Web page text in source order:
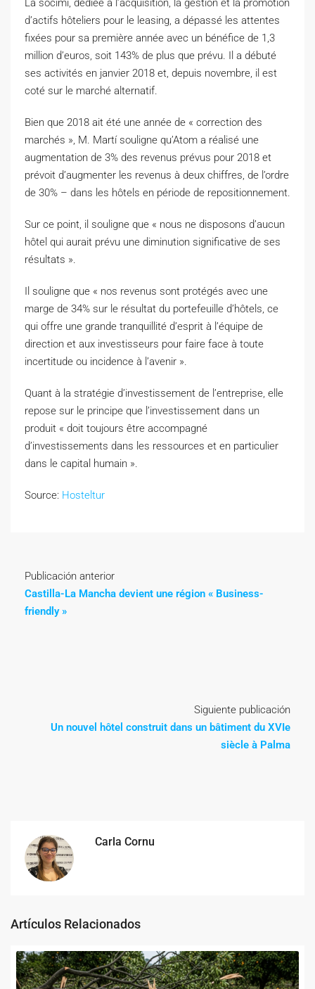
d’actifs hôteliers pour le leasing, a dépassé les attentes
fixées pour sa première année avec un bénéfice de 1,3
million d’euros, soit 143% de plus que prévu. Il a débuté
ses activités en janvier 2018 et, depuis novembre, il est
coté sur le marché alternatif.
Bien que 2018 ait été une année de « correction des
marchés », M. Martí souligne qu’Atom a réalisé une
augmentation de 3% des revenus prévus pour 2018 et
prévoit d’augmenter les revenus à deux chiffres, de l’ordre
de 30% – dans les hôtels en période de repositionnement.
Sur ce point, il souligne que « nous ne disposons d’aucun
hôtel qui aurait prévu une diminution significative de ses
résultats ».
Il souligne que « nos revenus sont protégés avec une
marge de 34% sur le résultat du portefeuille d’hôtels, ce
qui offre une grande tranquillité d’esprit à l’équipe de
direction et aux investisseurs pour faire face à toute
incertitude ou incidence à l’avenir ».
Quant à la stratégie d’investissement de l’entreprise, elle
repose sur le principe que l’investissement dans un
produit « doit toujours être accompagné
d’investissements dans les ressources et en particulier
dans le capital humain ».
Source: Hosteltur
Publicación anterior
Castilla-La Mancha devient une région « Business-
friendly »
Siguiente publicación
Un nouvel hôtel construit dans un bâtiment du XVIe
siècle à Palma
Carla Cornu
Artículos Relacionados